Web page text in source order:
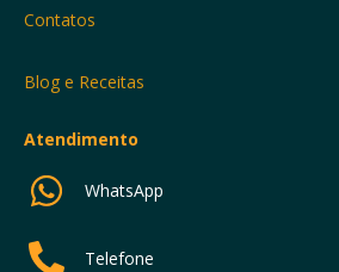
Contatos
Blog e Receitas
Atendimento
WhatsApp
Telefone